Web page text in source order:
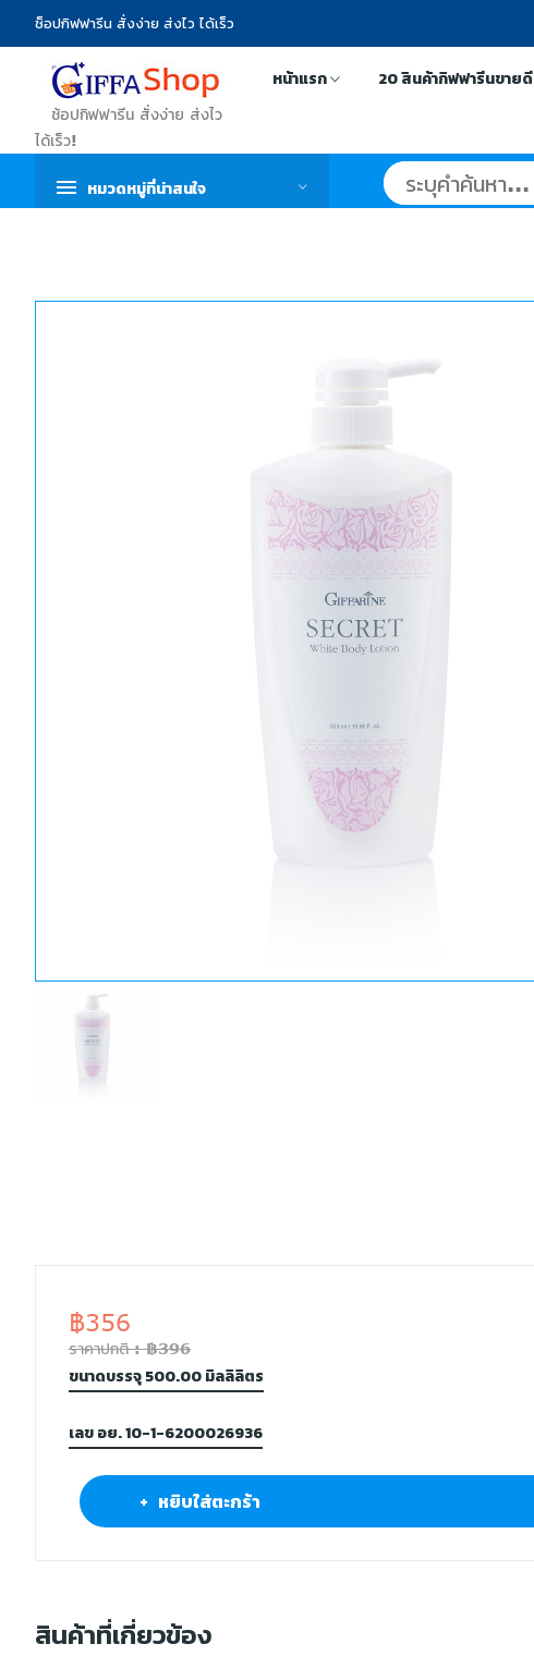
ช็อปกิฟฟารีน สั่งง่าย ส่งไว ได้เร็ว
ช้อปกิฟฟารีน สั่งง่าย ส่งไว
ได้เร็ว!
หน้าแรก 20 สินค้ากิฟฟารีนขายดี
หมวดหมู่ที่น่าสนใจ
฿356
ราคาปกติ : ฿396
ขนาดบรรจุ 500.00 มิลลิลิตร
เลข อย. 10-1-6200026936
+ หยิบใส่ตะกร้า
สินค้าที่เกี่ยวข้อง